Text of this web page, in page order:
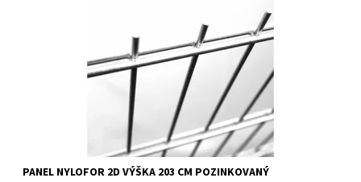
těžké svařované sítě pozinkované vysoce pevné panely
vertikální ostny vysoké 30 mm na jedné straně velikost...
Na centrálním skladě
4011966-27
Fence consulting
PANEL NYLOFOR 2D VÝŠKA 203 CM POZINKOVANÝ